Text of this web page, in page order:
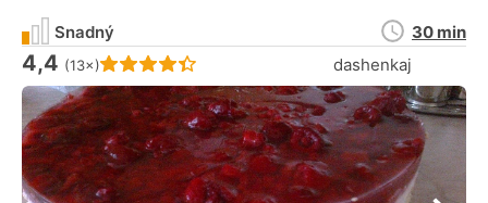
Hodnocení receptu je
4,4 (13×) dashenkaj
Snadný
Doba
30 min